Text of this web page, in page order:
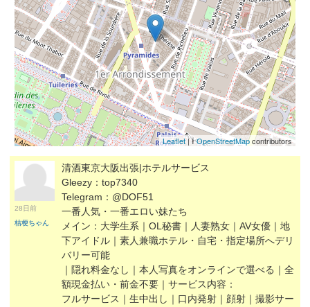
Leaflet| ɫOpenStreetMapcontributors
28日前
桔梗ちゃん
清酒東京大阪出張|ホテルサービス
Gleezy：top7340
Telegram：@DOF51
一番人気・一番エロい妹たち
メイン：大学生系｜OL秘書｜人妻熟女｜AV女優｜地
下アイドル｜素人兼職ホテル・自宅・指定場所へデリ
バリー可能
｜隠れ料金なし｜本人写真をオンラインで選べる｜全
額現金払い・前金不要｜サービス内容：
フルサービス｜生中出し｜口内発射｜顔射｜撮影サー